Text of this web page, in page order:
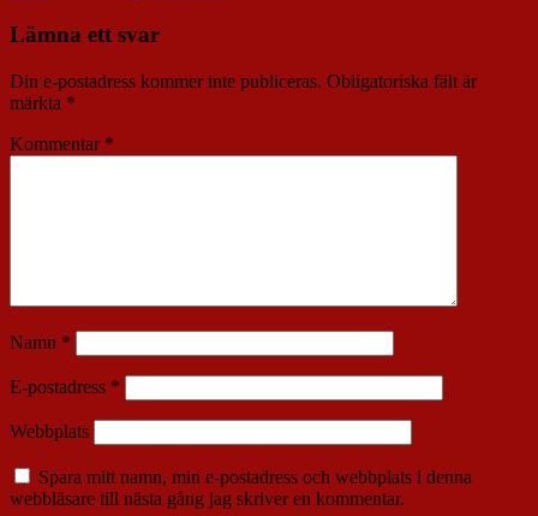
Lämna ett svar
Din e-postadress kommer inte publiceras. Obligatoriska fält är
märkta *
Kommentar *
Namn *
E-postadress *
Webbplats
Spara mitt namn, min e-postadress och webbplats i denna
webbläsare till nästa gång jag skriver en kommentar.